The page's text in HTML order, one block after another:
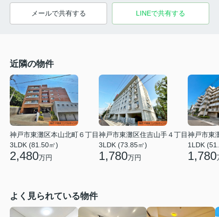
メールで共有する LINEで共有する
近隣の物件
神戸市東灘区本山北町６丁目
3LDK (81.50㎡)
2,480万円
神戸市東灘区住吉山手４丁目
3LDK (73.85㎡)
1,780万円
神戸市東
1LDK
1,780
よく見られている物件